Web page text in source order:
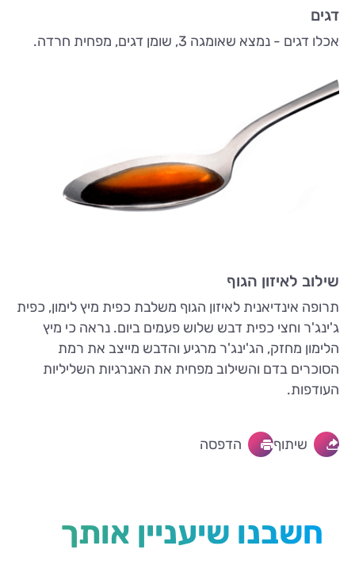
דגים
אכלו דגים - נמצא שאומגה 3, שומן דגים, מפחית חרדה.
שילוב לאיזון הגוף
תרופה אינדיאנית לאיזון הגוף משלבת כפית מיץ לימון, כפית
ג'ינג'ר וחצי כפית דבש שלוש פעמים ביום. נראה כי מיץ
הלימון מחזק, הג'ינג'ר מרגיע והדבש מייצב את רמת
הסוכרים בדם והשילוב מפחית את האנרגיות השליליות
העודפות.
שיתוף הדפסה
חשבנו שיעניין אותך